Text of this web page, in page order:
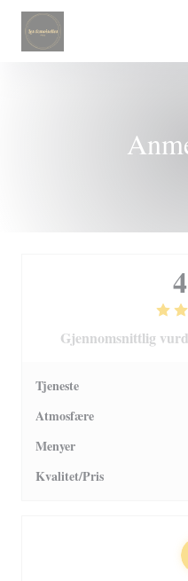
Panel for informasjonskapsler
Gjennomsnittlig
Tjeneste
Atmosfære
Menyer
Kvalitet/Pris